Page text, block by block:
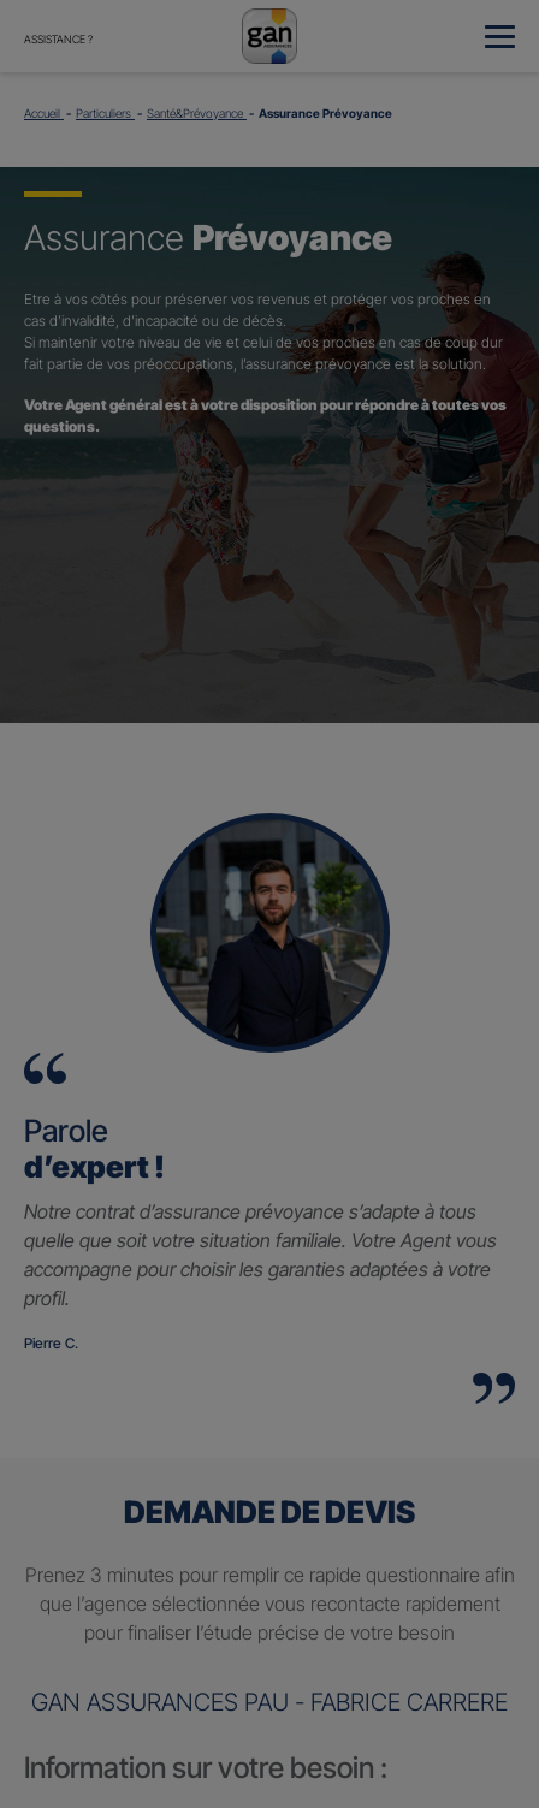
ASSISTANCE ?
Accueil Particuliers Santé&Prévoyance Assurance Prévoyance
Assurance Prévoyance
Etre à vos côtés pour préserver vos revenus et protéger vos proches en
cas d’invalidité, d’incapacité ou de décès.
Si maintenir votre niveau de vie et celui de vos proches en cas de coup dur
fait partie de vos préoccupations, l’assurance prévoyance est la solution.
Votre Agent général est à votre disposition pour répondre à toutes vos
questions.
Parole
d’expert !
Notre contrat d’assurance prévoyance s’adapte à tous
quelle que soit votre situation familiale. Votre Agent vous
accompagne pour choisir les garanties adaptées à votre
profil.
Pierre C.
DEMANDE DE DEVIS
Prenez 3 minutes pour remplir ce rapide questionnaire afin
que l’agence sélectionnée vous recontacte rapidement
pour finaliser l’étude précise de votre besoin
GAN ASSURANCES PAU - FABRICE CARRERE
Information sur votre besoin :